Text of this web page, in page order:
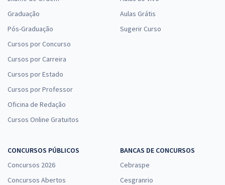
Graduação
Pós-Graduação
Cursos por Concurso
Cursos por Carreira
Cursos por Estado
Cursos por Professor
Oficina de Redação
Cursos Online Gratuitos
Aulas Grátis
Sugerir Curso
CONCURSOS PÚBLICOS
Concursos 2026
Concursos Abertos
BANCAS DE CONCURSOS
Cebraspe
Cesgranrio